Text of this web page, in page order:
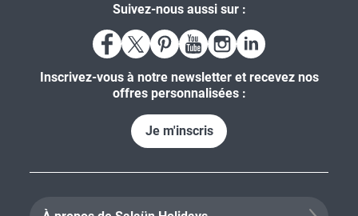
Suivez-nous aussi sur :
Inscrivez-vous à notre newsletter et recevez nos
offres personnalisées :
Je m'inscris